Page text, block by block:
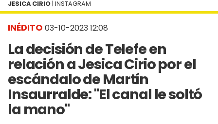
INÉDITO 03-10-2023 12:08
La decisión de Telefe en
relación a Jesica Cirio por el
escándalo de Martín
Insaurralde: "El canal le soltó
la mano"
JESICA CIRIO | INSTAGRAM